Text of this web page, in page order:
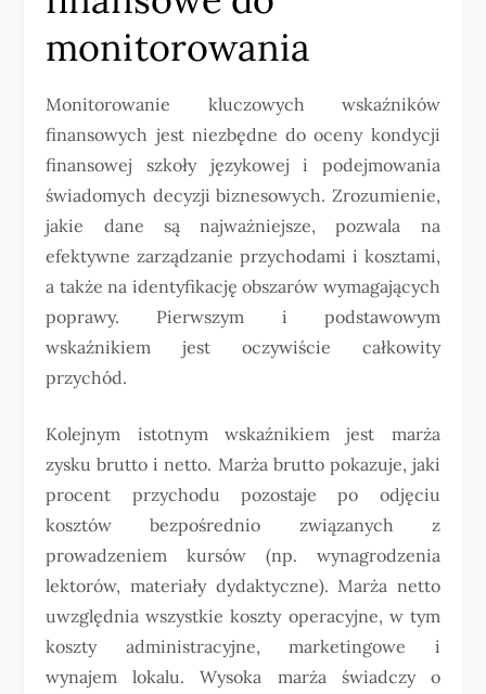
monitorowania
Monitorowanie kluczowych wskaźników
finansowych jest niezbędne do oceny kondycji
finansowej szkoły językowej i podejmowania
świadomych decyzji biznesowych. Zrozumienie,
jakie dane są najważniejsze, pozwala na
efektywne zarządzanie przychodami i kosztami,
a także na identyfikację obszarów wymagających
poprawy. Pierwszym i podstawowym
wskaźnikiem jest oczywiście całkowity
przychód.
Kolejnym istotnym wskaźnikiem jest marża
zysku brutto i netto. Marża brutto pokazuje, jaki
procent przychodu pozostaje po odjęciu
kosztów bezpośrednio związanych z
prowadzeniem kursów (np. wynagrodzenia
lektorów, materiały dydaktyczne). Marża netto
uwzględnia wszystkie koszty operacyjne, w tym
koszty administracyjne, marketingowe i
wynajem lokalu. Wysoka marża świadczy o